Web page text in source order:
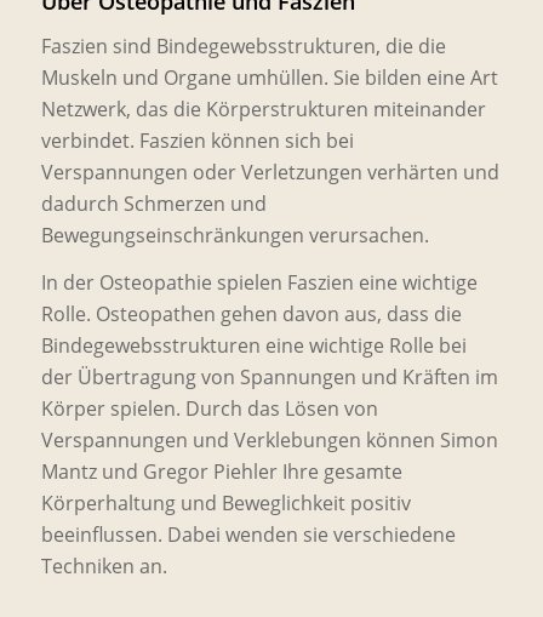
Faszien sind Bindegewebsstrukturen, die die
Muskeln und Organe umhüllen. Sie bilden eine Art
Netzwerk, das die Körperstrukturen miteinander
verbindet. Faszien können sich bei
Verspannungen oder Verletzungen verhärten und
dadurch Schmerzen und
Bewegungseinschränkungen verursachen.
In der Osteopathie spielen Faszien eine wichtige
Rolle. Osteopathen gehen davon aus, dass die
Bindegewebsstrukturen eine wichtige Rolle bei
der Übertragung von Spannungen und Kräften im
Körper spielen. Durch das Lösen von
Verspannungen und Verklebungen können Simon
Mantz und Gregor Piehler Ihre gesamte
Körperhaltung und Beweglichkeit positiv
beeinflussen. Dabei wenden sie verschiedene
Techniken an.